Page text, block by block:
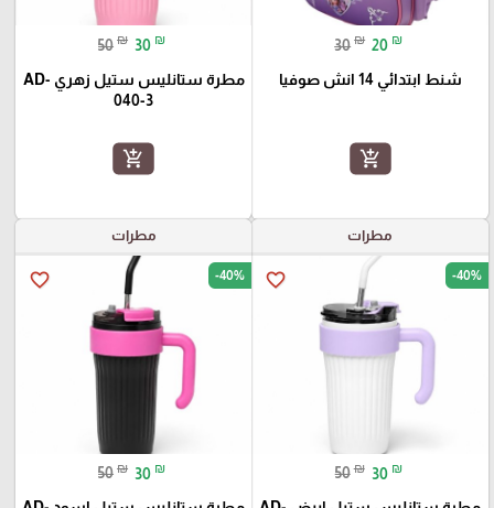
30 ₪ 20 ₪
شنط ابتدائي 14 انش صوفيا
add_shopping_cart
50 ₪ 30 ₪
مطرة ستانليس ستيل زهري AD-
040-3
add_shopping_cart
مطرات
favorite_border -40%
50 ₪ 30 ₪
مطرات
favorite_border -40%
50 ₪ 30 ₪